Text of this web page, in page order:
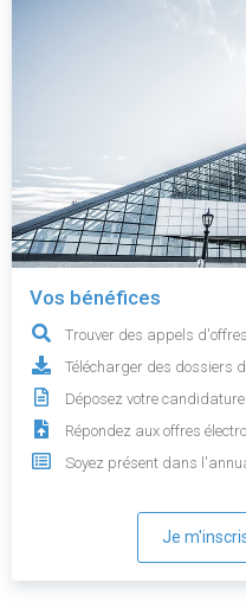
Vos bénéfices
Trouver des appels d'offres
Télécharger des dossiers
Déposez votre
Répondez aux offres
Soyez présent dans
Je